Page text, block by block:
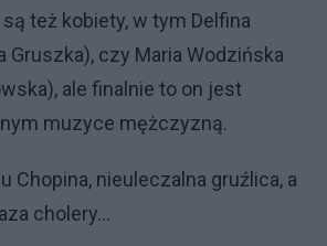
też kobiety, w tym Delfina
Gruszka), czy Maria Wodzińska
ale finalnie to on jest
muzyce mężczyzną.
Chopina, nieuleczalna gruźlica, a
cholery...